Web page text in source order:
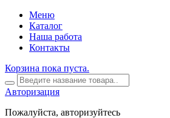
Меню
Каталог
Наша работа
Контакты
Корзина пока пуста.
Авторизация
Пожалуйста, авторизуйтесь